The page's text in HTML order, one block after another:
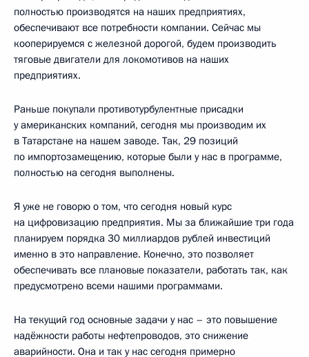
полностью производятся на наших предприятиях,
обеспечивают все потребности компании. Сейчас мы
кооперируемся с железной дорогой, будем производить
тяговые двигатели для локомотивов на наших
предприятиях.
Раньше покупали противотурбулентные присадки
у американских компаний, сегодня мы производим их
в Татарстане на нашем заводе. Так, 29 позиций
по импортозамещению, которые были у нас в программе,
полностью на сегодня выполнены.
Я уже не говорю о том, что сегодня новый курс
на цифровизацию предприятия. Мы за ближайшие три года
планируем порядка 30 миллиардов рублей инвестиций
именно в это направление. Конечно, это позволяет
обеспечивать все плановые показатели, работать так, как
предусмотрено всеми нашими программами.
На текущий год основные задачи у нас – это повышение
надёжности работы нефтепроводов, это снижение
аварийности. Она и так у нас сегодня примерно